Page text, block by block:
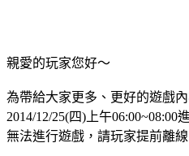
親愛的玩家您好～
為帶給大家更多、更好的遊戲
2014/12/25(四)上午
無法進行遊戲，請玩家提前離